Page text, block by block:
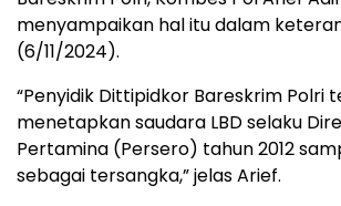
menyampaikan hal itu dalam
(6/11/2024).
“Penyidik Dittipidkor Bareskrim Polri
menetapkan saudara LBD selaku
Pertamina (Persero) tahun 2012
sebagai tersangka,” jelas Arief.